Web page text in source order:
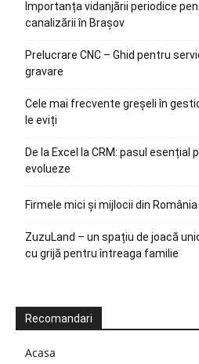
Importanța vidanjării periodice
canalizării în Brașov
Prelucrare CNC – Ghid pentru
gravare
Cele mai frecvente greșeli în
le eviți
De la Excel la CRM: pasul
evolueze
Firmele mici și mijlocii din
ZuzuLand – un spațiu de joacă
cu grijă pentru întreaga familie
Recomandari
Acasa